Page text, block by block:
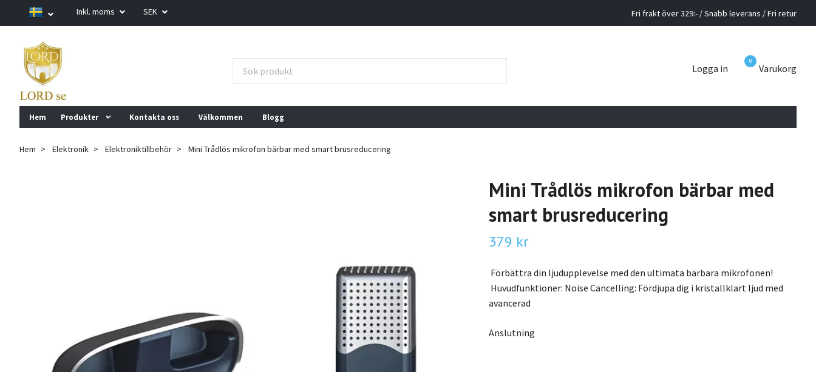
Inkl. moms SEK Fri frakt över 329:- / Snabb leverans / Fri retur
Logga in
0
Varukorg
Hem Produkter Kontakta oss Välkommen Blogg
Hem Elektronik Elektroniktillbehör Mini Trådlös mikrofon bärbar med smart brusreducering
Mini Trådlös mikrofon bärbar med
smart brusreducering
379 kr
Förbättra din ljudupplevelse med den ultimata bärbara mikrofonen!
Huvudfunktioner: Noise Cancelling: Fördjupa dig i kristallklart ljud med
avancerad
Anslutning